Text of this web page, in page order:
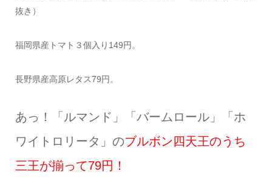
抜き）
福岡県産トマト３個入り149円。
長野県産高原レタス79円。
あっ！「ルマンド」「バームロール」「ホ
ワイトロリータ」のブルボン四天王のうち
三王が揃って79円！